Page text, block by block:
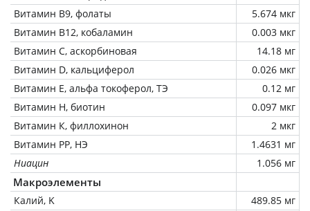
Витамин В9, фолаты
5.674 мкг
Витамин В12, кобаламин
0.003 мкг
Витамин C, аскорбиновая
14.18 мг
Витамин D, кальциферол
0.026 мкг
Витамин Е, альфа токоферол, ТЭ
0.12 мг
Витамин Н, биотин
0.097 мкг
Витамин К, филлохинон
2 мкг
Витамин РР, НЭ
1.4631 мг
Ниацин
1.056 мг
Макроэлементы
Калий, K
489.85 мг